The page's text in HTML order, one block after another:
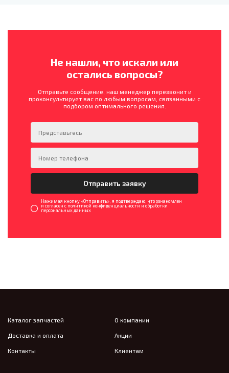
Не нашли, что искали или
остались вопросы?
Отправьте сообщение, наш менеджер перезвонит и
проконсультирует вас по любым вопросам, связанными с
подбором оптимального решения.
Нажимая кнопку «Отправить», я подтверждаю, что ознакомлен
и согласен с политикой конфиденциальности и обработки
персональных данных
Каталог запчастей О компании
Доставка и оплата Акции
Контакты Клиентам